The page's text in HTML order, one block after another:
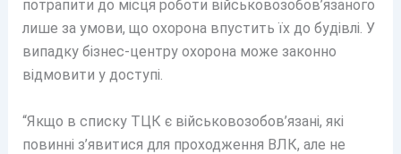
потрапити до місця роботи військовозобов’язаного
лише за умови, що охорона впустить їх до будівлі. У
випадку бізнес-центру охорона може законно
відмовити у доступі.
“Якщо в списку ТЦК є військовозобов’язані, які
повинні з’явитися для проходження ВЛК, але не